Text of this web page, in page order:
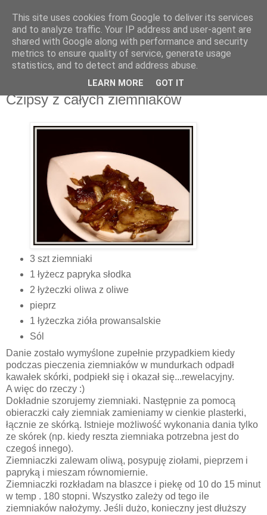
Recenzje na widelcu
Portal kulturalny - książki, recenzje, inspiracje, konkursy.
sobota, 15 czerwca 2013
Czipsy z całych ziemniaków
3 szt ziemniaki
1 łyżecz papryka słodka
2 łyżeczki oliwa z oliwe
pieprz
1 łyżeczka zióła prowansalskie
Sól
Danie zostało wymyślone zupełnie przypadkiem kiedy
podczas pieczenia ziemniaków w mundurkach odpadł
kawałek skórki, podpiekł się i okazał się...rewelacyjny.
A więc do rzeczy :)
Dokładnie szorujemy ziemniaki. Następnie za pomocą
obieraczki cały ziemniak zamieniamy w cienkie plasterki,
łącznie ze skórką. Istnieje możliwość wykonania dania tylko
ze skórek (np. kiedy reszta ziemniaka potrzebna jest do
czegoś innego).
Ziemniaczki zalewam oliwą, posypuję ziołami, pieprzem i
papryką i mieszam równomiernie.
Ziemniaczki rozkładam na blaszce i piekę od 10 do 15 minut
w temp . 180 stopni. Wszystko zależy od tego ile
ziemniaków nałożymy. Jeśli dużo, konieczny jest dłuższy
This site uses cookies from Google to deliver its services
and to analyze traffic. Your IP address and user-agent are
shared with Google along with performance and security
metrics to ensure quality of service, generate usage
statistics, and to detect and address abuse.
LEARN MORE GOT IT